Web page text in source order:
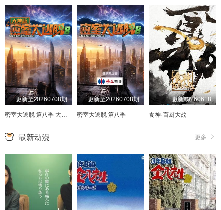
更新至20260708期
密室大逃脱 第八季 大神版
更新至20260708期
密室大逃脱 第八季
更新20260618
食神·百厨大战
更多
最新动漫